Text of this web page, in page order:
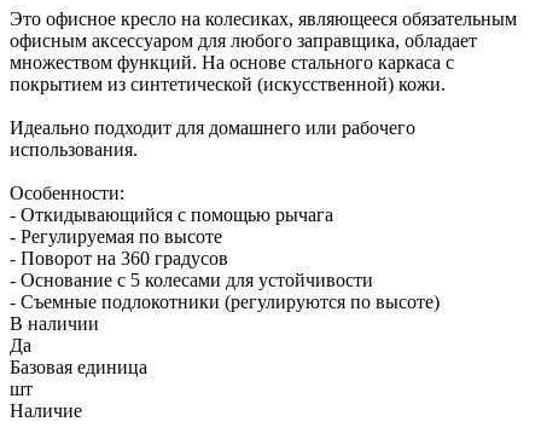
Это офисное кресло на колесиках, являющееся обязательным
офисным аксессуаром для любого заправщика, обладает
множеством функций. На основе стального каркаса с
покрытием из синтетической (искусственной) кожи.
Идеально подходит для домашнего или рабочего
использования.
Особенности:
- Откидывающийся с помощью рычага
- Регулируемая по высоте
- Поворот на 360 градусов
- Основание с 5 колесами для устойчивости
- Съемные подлокотники (регулируются по высоте)
В наличии
Да
Базовая единица
шт
Наличие